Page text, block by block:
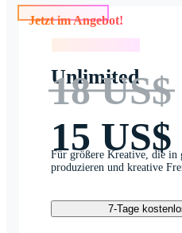
Jetzt im Angebot!
Unlimited
18 US$
15 US$
Für größere Kreative, die in
produzieren und kreative
7-Tage